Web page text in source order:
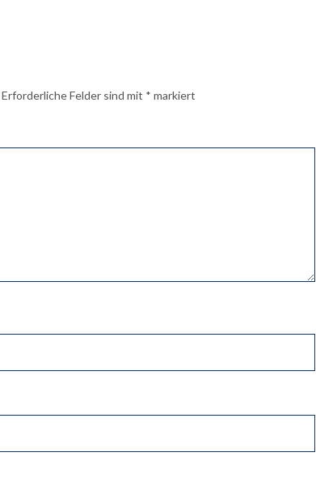
Erforderliche Felder sind mit * markiert